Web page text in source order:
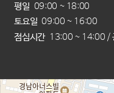
평일 09:00 ~ 18:00
토요일 09:00 ~ 16:00
점심시간 13:00 ~ 14:00 /